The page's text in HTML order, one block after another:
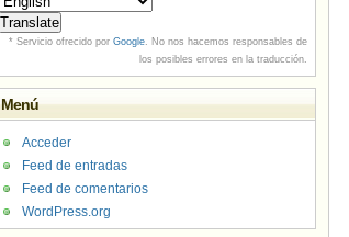
* Servicio ofrecido por Google. No nos hacemos responsables de
los posibles errores en la traducción.
Menú
Acceder
Feed de entradas
Feed de comentarios
WordPress.org